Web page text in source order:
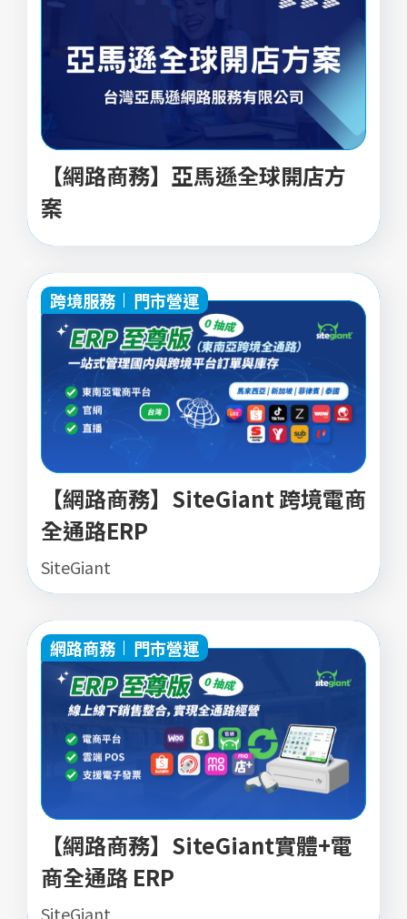
【網路商務】亞馬遜全球開店方
案
跨境服務 門市營運
【網路商務】SiteGiant 跨境電商
全通路ERP
SiteGiant
網路商務 門市營運
【網路商務】SiteGiant實體+電
商全通路 ERP
SiteGiant